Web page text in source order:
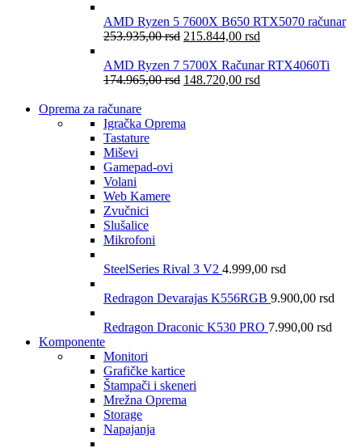
AMD Ryzen 5 7600X B650 RTX5070 računar
253.935,00rsd 215.844,00 rsd
AMD Ryzen 7 5700X Računar RTX4060Ti
174.965,00rsd 148.720,00 rsd
Oprema za računare
Igračka Oprema
Tastature
Miševi
Gamepad-ovi
Volani
Web Kamere
Zvučnici
Slušalice
Mikrofoni
SteelSeries Rival 3 V2 4.999,00 rsd
Redragon Devarajas K556RGB 9.900,00 rsd
Redragon Draconic K530 PRO 7.990,00 rsd
Komponente
Monitori
Grafičke kartice
Štampači i skeneri
Mrežna Oprema
Storage
Napajanja